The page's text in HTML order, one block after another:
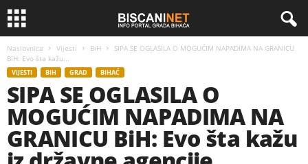
Naslovnica Vijesti BiH
SIPA SE OGLASILA O MOGUĆIM NAPADIMA NA GRANICU
BiH: Evo šta kažu...
VIJESTI BIH GRAD BIHAĆ
SIPA SE OGLASILA O
MOGUĆIM NAPADIMA NA
GRANICU BiH: Evo šta kažu